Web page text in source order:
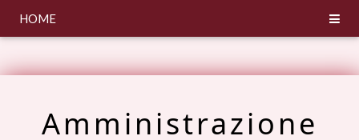
HOME
Amministrazione